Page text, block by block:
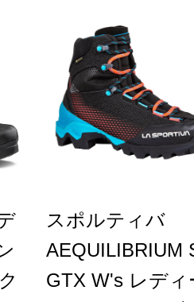
スポルティバ
AEQUILIBRIUM
GTX W's レディ